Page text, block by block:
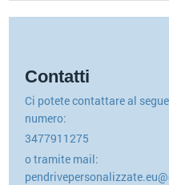
Contatti
Ci potete contattare al
numero:
3477911275
o tramite mail: